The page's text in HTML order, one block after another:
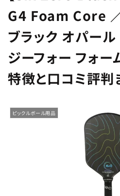
G4 Foam Core
ブラック オパー
ジーフォー フォー
特徴と口コミ評判
ピックルボール用品